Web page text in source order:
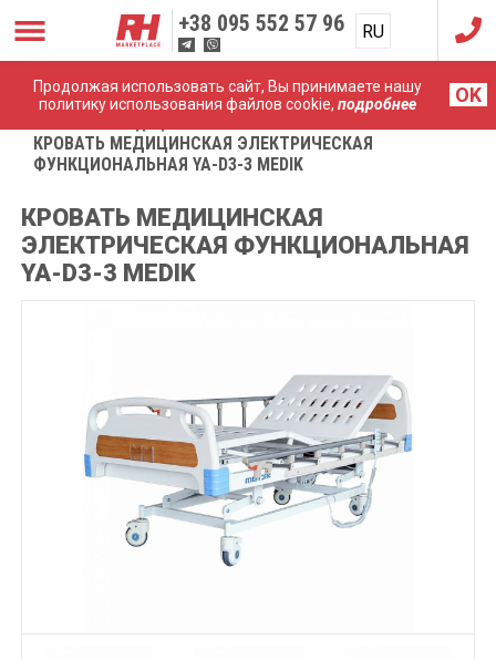
Продолжая использовать сайт, Вы принимаете нашу
политику использования файлов cookie, подробнее OK
+38 095 552 57 96 RU
UA
КРОВАТЬ МЕДИЦИНСКАЯ ЭЛЕКТРИЧЕСКАЯ
ФУНКЦИОНАЛЬНАЯ YA-D3-3 MEDIK
КРОВАТЬ МЕДИЦИНСКАЯ
ЭЛЕКТРИЧЕСКАЯ ФУНКЦИОНАЛЬНАЯ
YA-D3-3 MEDIK